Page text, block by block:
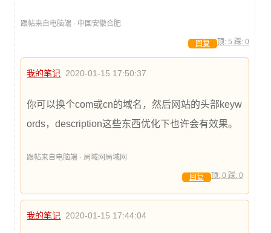
跟帖来自电脑端 · 中国安徽合肥
顶: 5 踩: 0
回复
我的笔记 2020-01-15 17:50:37
你可以换个com或cn的域名，然后网站的头部keyw
ords，description这些东西优化下也许会有效果。
跟帖来自电脑端 · 局域网局域网
顶: 0 踩: 0
回复
我的笔记 2020-01-15 17:44:04